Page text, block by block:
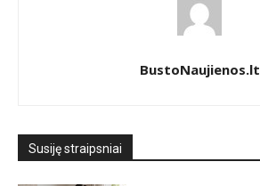
BustoNaujienos.lt
Susiję straipsniai